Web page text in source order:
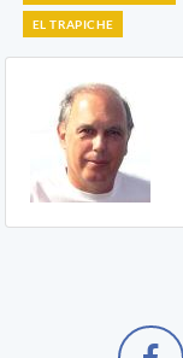
EL TRAPICHE